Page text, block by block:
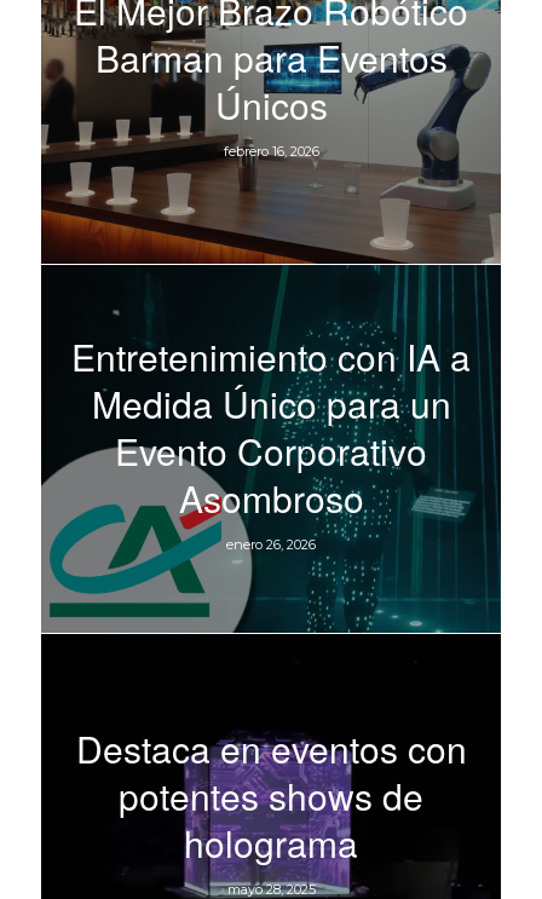
Barman para Eventos
Únicos
febrero 16, 2026
Entretenimiento con IA a
Medida Único para un
Evento Corporativo
Asombroso
enero 26, 2026
Destaca en eventos con
potentes shows de
holograma
mayo 28, 2025